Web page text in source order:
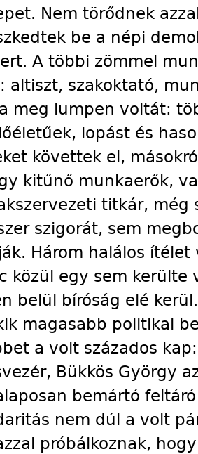
Nem törődnek
be a népi
A többi zömmel
altiszt, szakoktató,
meg lumpen voltát:
lopást és
követtek el,
kitűnő munkaerők,
titkár,
szigorát, sem
Három halálos
közül egy sem kerülte
belül bíróság elé
magasabb politikai
a volt százados
Bükkös György
bemártó
nem dúl a volt
próbálkoznak,